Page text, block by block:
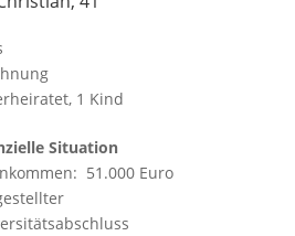
1 Kind
Situation
51.000 Euro